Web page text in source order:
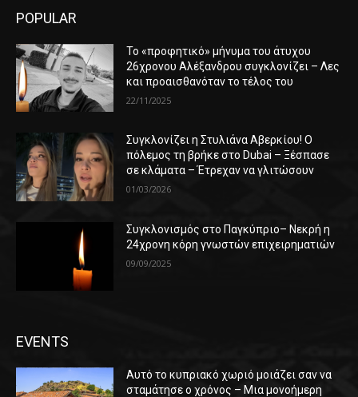
POPULAR
Το «προφητικό» μήνυμα του άτυχου
26χρονου Αλέξανδρου συγκλονίζει – Λες
και προαισθανόταν το τέλος του
22/11/2025
Συγκλονίζει η Στυλιάνα Αβερκίου! Ο
πόλεμος τη βρήκε στο Dubai – Ξέσπασε
σε κλάματα – Έτρεχαν να γλιτώσουν
01/03/2026
Συγκλονισμός στο Παγκύπριο– Νεκρή η
24χρονη κόρη γνωστών επιχειρηματιών
09/09/2025
EVENTS
Αυτό το κυπριακό χωριό μοιάζει σαν να
σταμάτησε ο χρόνος – Μια μονοήμερη